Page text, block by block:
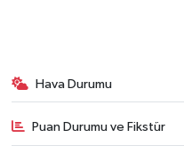
Hava Durumu
Puan Durumu ve Fikstür